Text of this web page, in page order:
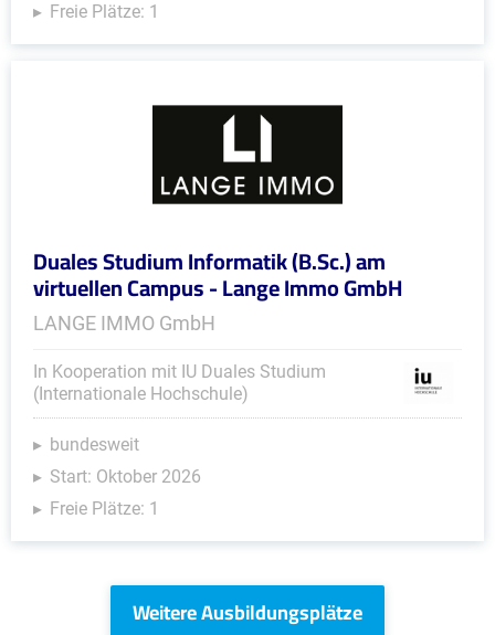
Freie Plätze: 1
Duales Studium Informatik (B.Sc.) am
virtuellen Campus - Lange Immo GmbH
LANGE IMMO GmbH
In Kooperation mit IU Duales Studium
(Internationale Hochschule)
bundesweit
Start: Oktober 2026
Freie Plätze: 1
Weitere Ausbildungsplätze